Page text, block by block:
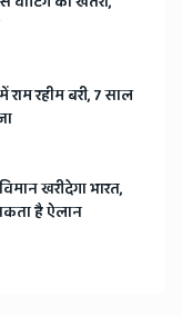
राम रहीम बरी, 7 साल
खरीदेगा भारत,
है ऐलान